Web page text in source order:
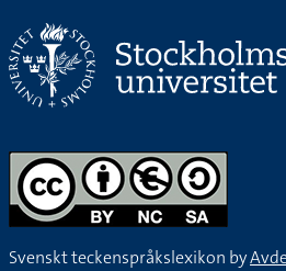
Svenskt teckenspråkslexikon by